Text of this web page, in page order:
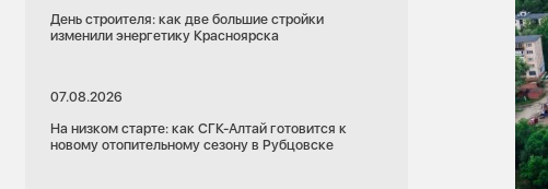
День строителя: как две большие стройки
изменили энергетику Красноярска
07.08.2026
На низком старте: как СГК-Алтай готовится к
новому отопительному сезону в Рубцовске